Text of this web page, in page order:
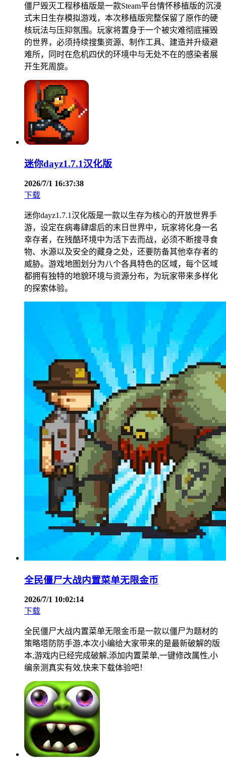
僵尸毁灭工程移植版是一款Steam平台情怀移植版的沉浸
式末日生存模拟游戏，本次移植版完整保留了原作的硬
核玩法与压抑氛围。玩家将置身于一个被灾难彻底摧毁
的世界，必须持续搜集资源、制作工具、建造并升级避
难所，同时在危机四伏的环境中与无处不在的感染者展
开生死周旋。
迷你dayz1.7.1汉化版
2026/7/1 16:37:38
下载
迷你dayz1.7.1汉化版是一款以生存为核心的开放世界手
游，设定在病毒肆虐后的末日世界中，玩家将化身一名
幸存者，在残酷环境中为活下去而战，必须不断搜寻食
物、水源以及安全的藏身之处，还要防备其他幸存者的
威胁。游戏地图划分为八个各具特色的区域，每个区域
都拥有独特的地貌环境与资源分布，为玩家带来多样化
的探索体验。
全民僵尸大战内置菜单无限金币
2026/7/1 10:02:14
下载
全民僵尸大战内置菜单无限金币是一款以僵尸为题材的
策略塔防防手游,本次小编给大家带来的是最新破解的版
本,游戏内已经完成破解,添加内置菜单,一键修改属性,小
编亲测真实有效,快来下载体验吧！